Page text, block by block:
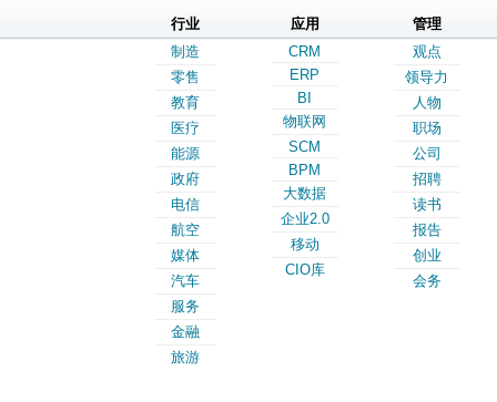
行业
制造
零售
教育
医疗
能源
政府
电信
航空
媒体
汽车
服务
金融
旅游
应用
CRM
ERP
BI
物联网
SCM
BPM
大数据
企业2.0
移动
CIO库
管理
观点
领导力
人物
职场
公司
招聘
读书
报告
创业
会务